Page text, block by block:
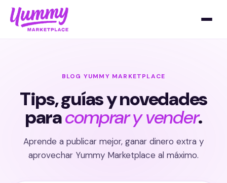
BLOG YUMMY MARKETPLACE
Tips, guías y novedades
paracomprar y vender.
Aprende a publicar mejor, ganar dinero extra y
aprovechar Yummy Marketplace al máximo.